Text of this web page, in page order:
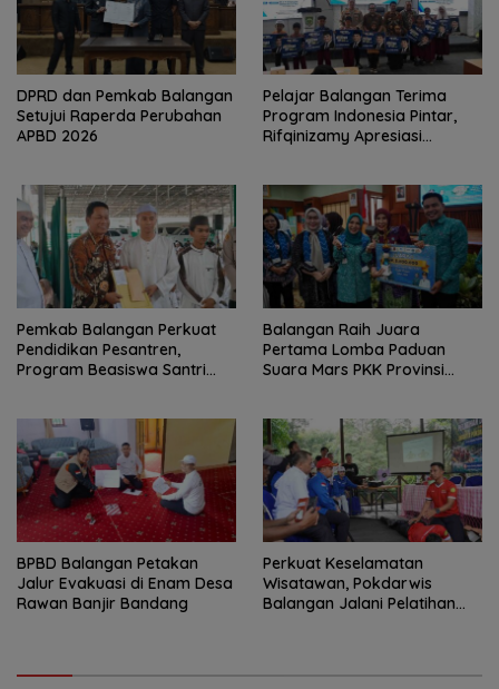
DPRD dan Pemkab Balangan
Setujui Raperda Perubahan
APBD 2026
Pelajar Balangan Terima
Program Indonesia Pintar,
Rifqinizamy Apresiasi
Pemkab Balangan Perkuat
Pendidikan Pesantren,
Program Beasiswa Santri
Balangan Raih Juara
Pertama Lomba Paduan
Suara Mars PKK Provinsi
BPBD Balangan Petakan
Jalur Evakuasi di Enam Desa
Rawan Banjir Bandang
Perkuat Keselamatan
Wisatawan, Pokdarwis
Balangan Jalani Pelatihan